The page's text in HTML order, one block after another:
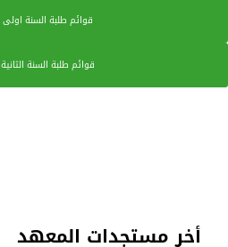
أخر مستجدات المعهد
قوائم طلبة السنة اولى
قوائم طلبة السنة الثانية